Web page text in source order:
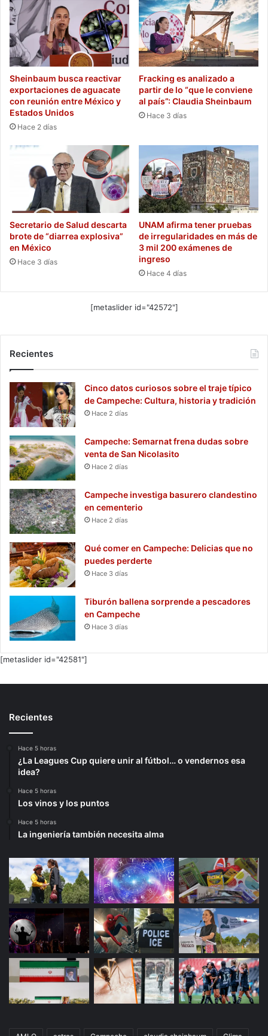
Sheinbaum busca reactivar
exportaciones de aguacate
con reunión entre México y
Estados Unidos
Hace 2 días
Fracking es analizado a
partir de lo “que le conviene
al país”: Claudia Sheinbaum
Hace 3 días
Secretario de Salud descarta
brote de “diarrea explosiva”
en México
Hace 3 días
UNAM afirma tener pruebas
de irregularidades en más de
3 mil 200 exámenes de
ingreso
Hace 4 días
[metaslider id="42572"]
Recientes
Cinco datos curiosos sobre el traje típico
de Campeche: Cultura, historia y tradición
Hace 2 días
Campeche: Semarnat frena dudas sobre
venta de San Nicolasito
Hace 2 días
Campeche investiga basurero clandestino
en cementerio
Hace 2 días
Qué comer en Campeche: Delicias que no
puedes perderte
Hace 3 días
Tiburón ballena sorprende a pescadores
en Campeche
Hace 3 días
[metaslider id="42581"]
Recientes
Hace 5 horas
¿La Leagues Cup quiere unir al fútbol… o vendernos esa
idea?
Hace 5 horas
Los vinos y los puntos
Hace 5 horas
La ingeniería también necesita alma